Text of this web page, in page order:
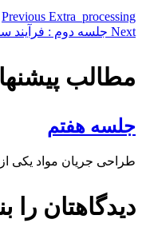
Previous Extra_processing
Next جلسه دوم : فرآیند
مطالب
جلسه هفتم
طراحی جریان مواد یکی
دیدگاهتان را